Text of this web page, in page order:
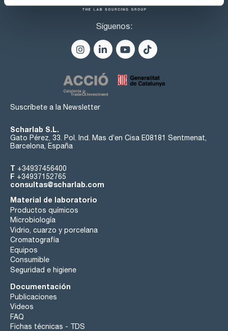
Síguenos:
Suscríbete a la Newsletter
Scharlab S.L.
Gato Pérez, 33. Pol. Ind. Mas d’en Cisa E08181 Sentmenat,
Barcelona, España
T +34937456400
F +34937152765
consultas@scharlab.com
Material de laboratorio
Productos químicos
Microbiología
Vidrio, cuarzo y porcelana
Cromatografía
Equipos
Consumible
Seguridad e higiene
Documentación
Publicaciones
Videos
FAQ
Fichas técnicas - TDS